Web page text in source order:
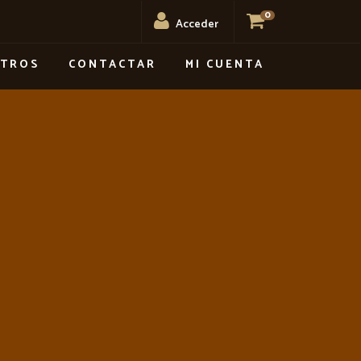
Acceder
0
CONTACTAR MI CUENTA